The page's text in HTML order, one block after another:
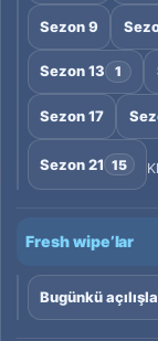
Sezon 9
Sezon 13 1
Sezon 17
Sezon 21 15
Fresh wipe’lar
Bugünkü